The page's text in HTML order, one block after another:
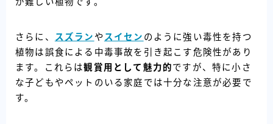
さらに、 スズラン や スイセン のように強い毒性を持つ
植物は誤食による中毒事故を引き起こす危険性があり
ます。これらは観賞用として魅力的ですが、特に小さ
な子どもやペットのいる家庭では十分な注意が必要で
す。